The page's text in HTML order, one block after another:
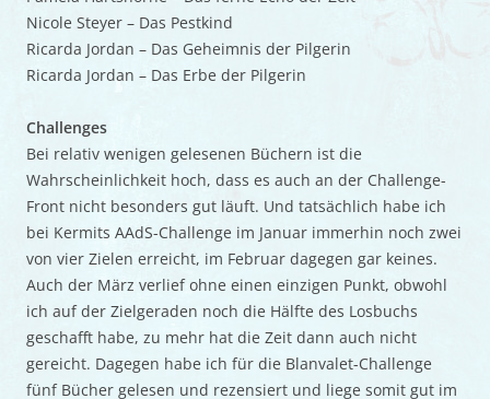
Nicole Steyer – Das Pestkind
Ricarda Jordan – Das Geheimnis der Pilgerin
Ricarda Jordan – Das Erbe der Pilgerin
Challenges
Bei relativ wenigen gelesenen Büchern ist die
Wahrscheinlichkeit hoch, dass es auch an der Challenge-
Front nicht besonders gut läuft. Und tatsächlich habe ich
bei Kermits AAdS-Challenge im Januar immerhin noch zwei
von vier Zielen erreicht, im Februar dagegen gar keines.
Auch der März verlief ohne einen einzigen Punkt, obwohl
ich auf der Zielgeraden noch die Hälfte des Losbuchs
geschafft habe, zu mehr hat die Zeit dann auch nicht
gereicht. Dagegen habe ich für die Blanvalet-Challenge
fünf Bücher gelesen und rezensiert und liege somit gut im